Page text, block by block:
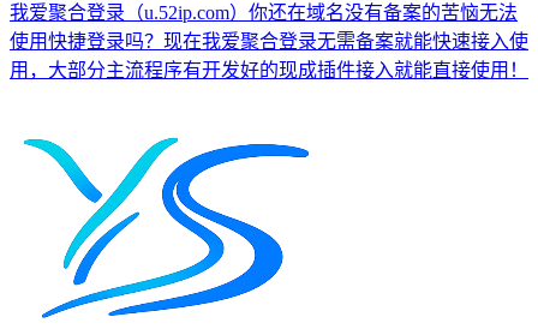
我爱聚合登录（u.52ip.com）你还在域名没有备案的苦恼无法
使用快捷登录吗？现在我爱聚合登录无需备案就能快速接入使
用，大部分主流程序有开发好的现成插件接入就能直接使用！